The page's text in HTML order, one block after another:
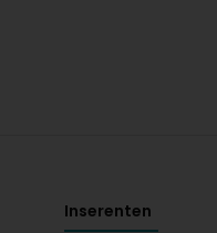
Inserenten